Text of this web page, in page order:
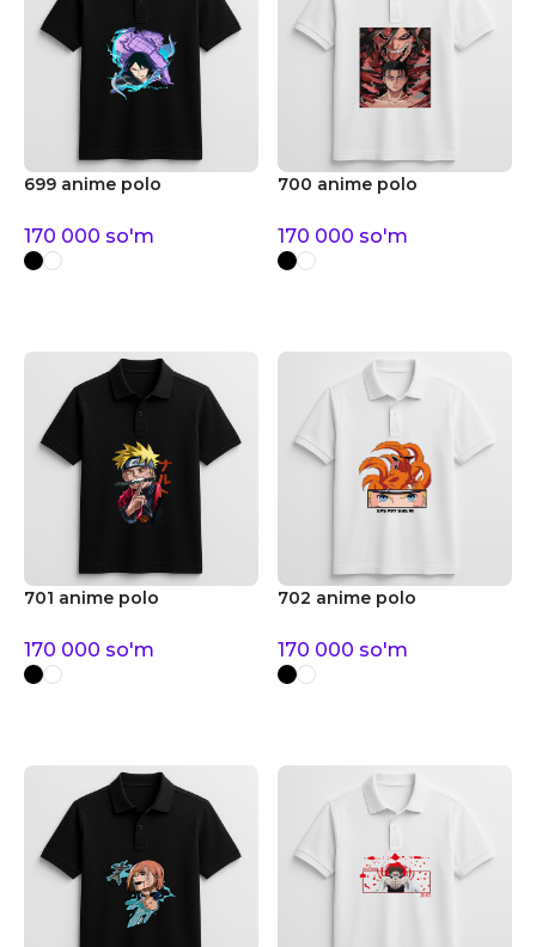
699 anime polo
170 000 so'm
700 anime polo
170 000 so'm
701 anime polo
170 000 so'm
702 anime polo
170 000 so'm